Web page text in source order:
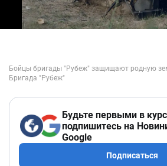
Будьте первыми в
подпишитесь на
Google
Подписаться